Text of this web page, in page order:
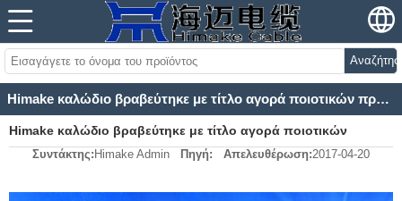
Himake καλώδιο βραβεύτηκε με τίτλο αγορά ποιοτικών προϊόντων
Himake καλώδιο βραβεύτηκε με τίτλο αγορά ποιοτικών
προϊόντων
Συντάκτης: Himake Admin Πηγή: Απελευθέρωση:2017-04-20